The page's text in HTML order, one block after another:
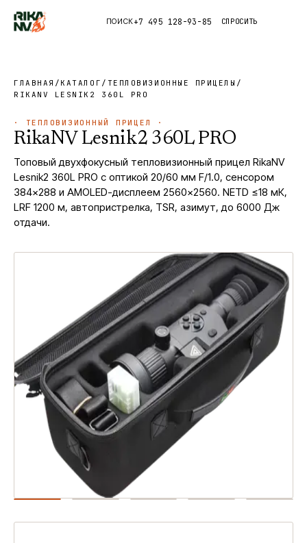
ПОИСК+7 495 128-93-85 СПРОСИТЬ
Правда
Глоссарий
ГЛАВНАЯ / КАТАЛОГ / ТЕПЛОВИЗИОННЫЕ ПРИЦЕЛЫ /
RIKANV LESNIK2 360L PRO
· ТЕПЛОВИЗИОННЫЙ ПРИЦЕЛ ·
RikaNV Lesnik2 360L PRO
Топовый двухфокусный тепловизионный прицел RikaNV
Lesnik2 360L PRO с оптикой 20/60 мм F/1.0, сенсором
384×288 и AMOLED-дисплеем 2560×2560. NETD ≤18 мК,
LRF 1200 м, автопристрелка, TSR, азимут, до 6000 Дж
отдачи.